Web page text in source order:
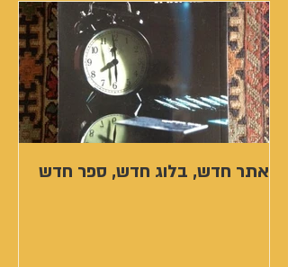
אתר חדש, בלוג חדש, ספר חדש